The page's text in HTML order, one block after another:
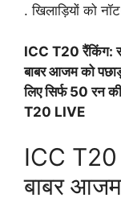
. खिलाड़ियों को
ICC T20 रैंकिंग:
बाबर आजम को
लिए सिर्फ 50 रन
T20 LIVE
ICC T20
बाबर